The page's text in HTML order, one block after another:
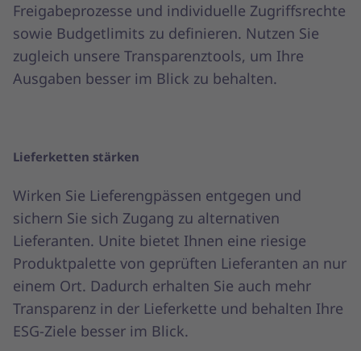
Freigabeprozesse und individuelle Zugriffsrechte
sowie Budgetlimits zu definieren. Nutzen Sie
zugleich unsere Transparenztools, um Ihre
Ausgaben besser im Blick zu behalten.
Lieferketten stärken
Wirken Sie Lieferengpässen entgegen und
sichern Sie sich Zugang zu alternativen
Lieferanten. Unite bietet Ihnen eine riesige
Produktpalette von geprüften Lieferanten an nur
einem Ort. Dadurch erhalten Sie auch mehr
Transparenz in der Lieferkette und behalten Ihre
ESG-Ziele besser im Blick.